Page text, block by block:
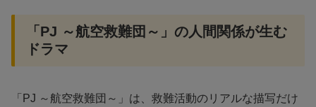
「PJ ～航空救難団～」の人間関係が生む
ドラマ
「PJ ～航空救難団～」は、救難活動のリアルな描写だけ